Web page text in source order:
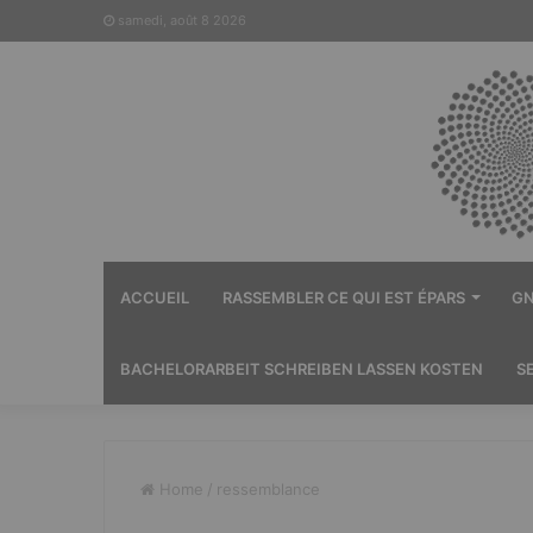
samedi, août 8 2026
ACCUEIL RASSEMBLER CE QUI EST ÉPARS
BACHELORARBEIT SCHREIBEN LASSEN KOSTEN
Home / ressemblance